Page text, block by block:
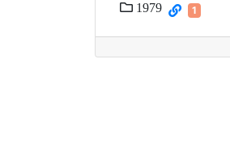
1979 1